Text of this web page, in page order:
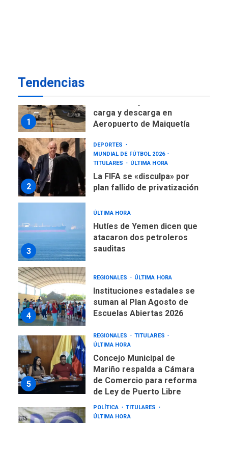
Tendencias
1
carga y descarga en
Aeropuerto de Maiquetía
2
DEPORTES
MUNDIAL DE FÚTBOL 2026
TITULARES
ÚLTIMA HORA
La FIFA se «disculpa» por
plan fallido de privatización
3
ÚLTIMA HORA
Hutíes de Yemen dicen que
atacaron dos petroleros
sauditas
4
REGIONALES ÚLTIMA HORA
Instituciones estadales se
suman al Plan Agosto de
Escuelas Abiertas 2026
5
REGIONALES
TITULARES
ÚLTIMA HORA
Concejo Municipal de
Mariño respalda a Cámara
de Comercio para reforma
de Ley de Puerto Libre
POLÍTICA
TITULARES
ÚLTIMA HORA